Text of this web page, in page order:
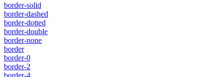
border-solid
border-dashed
border-dotted
border-double
border-none
border
border-0
border-2
border-4